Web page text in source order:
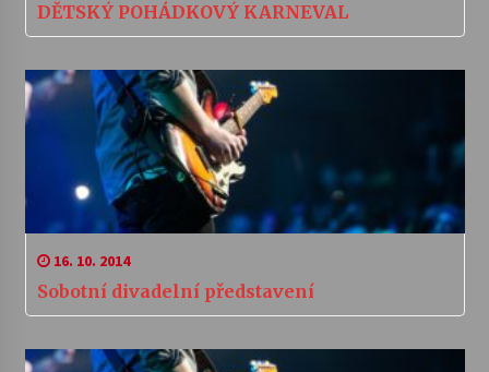
DĚTSKÝ POHÁDKOVÝ KARNEVAL
16. 10. 2014
Sobotní divadelní představení